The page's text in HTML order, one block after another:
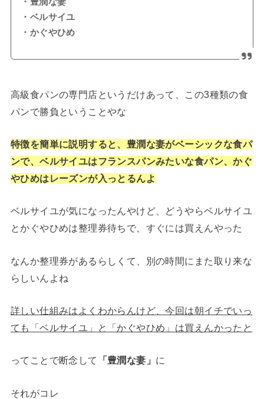
・豊潤な妻
・ベルサイユ
・かぐやひめ
高級食パンの専門店というだけあって、この3種類の食
パンで勝負ということやな
特徴を簡単に説明すると、豊潤な妻がベーシックな食パ
ンで、ベルサイユはフランスパンみたいな食パン、かぐ
やひめはレーズンが入っとるんよ
ベルサイユが気になったんやけど、どうやらベルサイユ
とかぐやひめは整理券待ちで、すぐには買えんやった
なんか整理券があるらしくて、別の時間にまた取り来な
らしいんよね
詳しい仕組みはよくわからんけど、今回は朝イチでいっ
ても「ベルサイユ」と「かぐやひめ」は買えんかったと
ってことで断念して 「豊潤な妻」 に
それがコレ